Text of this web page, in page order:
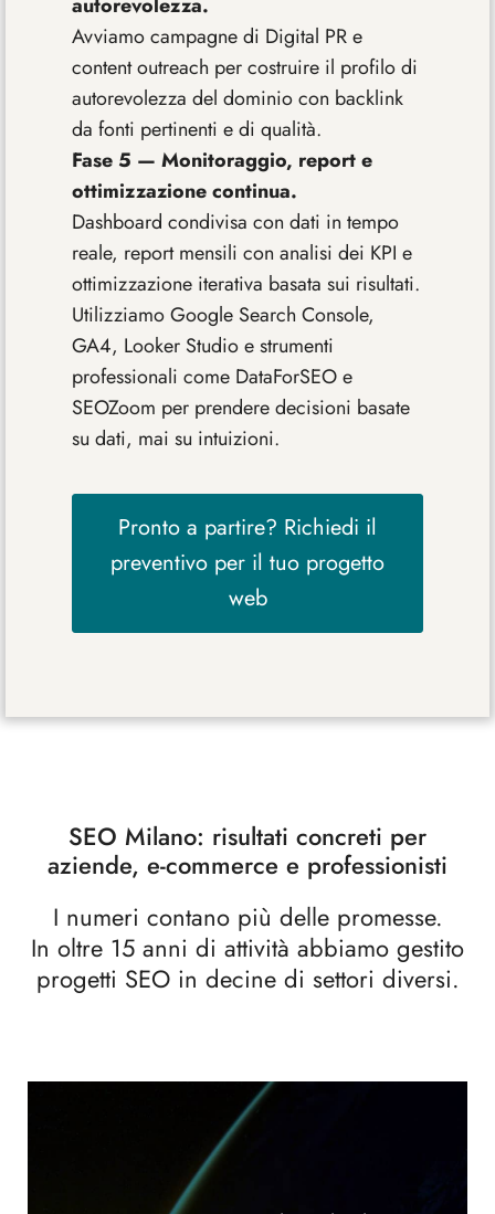
Avviamo campagne di Digital PR e
content outreach per costruire il profilo di
autorevolezza del dominio con backlink
da fonti pertinenti e di qualità.
Fase 5 — Monitoraggio, report e
ottimizzazione continua.
Dashboard condivisa con dati in tempo
reale, report mensili con analisi dei KPI e
ottimizzazione iterativa basata sui risultati.
Utilizziamo Google Search Console,
GA4, Looker Studio e strumenti
professionali come DataForSEO e
SEOZoom per prendere decisioni basate
su dati, mai su intuizioni.
Pronto a partire? Richiedi il
preventivo per il tuo progetto
web
SEO Milano: risultati concreti per
aziende, e-commerce e professionisti
I numeri contano più delle promesse.
In oltre 15 anni di attività abbiamo gestito
progetti SEO in decine di settori diversi.